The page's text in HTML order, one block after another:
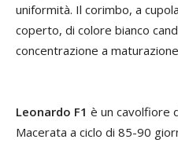
uniformità. Il corimbo, a
coperto, di colore bianco
concentrazione a
Leonardo F1 è un cavolfiore
Macerata a ciclo di 85-90